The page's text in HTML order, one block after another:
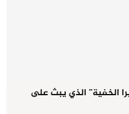
الخفية” الذي يبث على